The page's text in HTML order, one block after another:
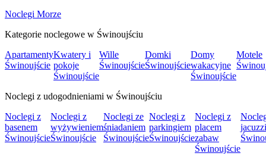
Noclegi Morze
Kategorie noclegowe w Świnoujściu
Apartamenty
Świnoujście
Kwatery i
pokoje
Świnoujście
Wille
Świnoujście
Domki
Świnoujście
Domy
wakacyjne
Świnoujście
Motele
Noclegi z udogodnieniami w Świnoujściu
Noclegi z
basenem
Świnoujście
Noclegi z
wyżywieniem
Świnoujście
Noclegi ze
śniadaniem
Świnoujście
Noclegi z
parkingiem
Świnoujście
Noclegi z
placem
zabaw
Świnoujście
jacuzzi